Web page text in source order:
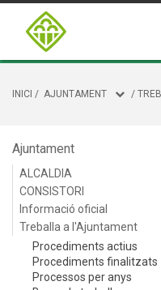
INICI / AJUNTAMENT /
Ajuntament
ALCALDIA
CONSISTORI
Informació oficial
Treballa a l'Ajuntament
Procediments actius
Procediments finalitzats
Processos per anys